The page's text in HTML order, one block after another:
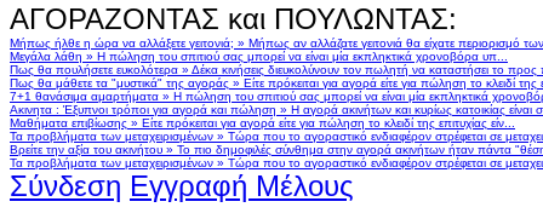
ΑΓΟΡΑΖΟΝΤΑΣ και ΠΟΥΛΩΝΤΑΣ:
Μήπως ήλθε η ώρα να αλλάξετε γειτονιά; » Μήπως αν αλλάζατε γειτονιά θα είχατε περιορισμό
Μεγάλα λάθη » Η πώληση του σπιτιού σας μπορεί να είναι μία εκπληκτικά χρονοβόρα υπ...
Πως θα πουλήσετε ευκολότερα » Δέκα κινήσεις διευκολύνουν τον πωλητή να καταστήσει το
Πως θα μάθετε τα "μυστικά" της αγοράς » Είτε πρόκειται για αγορά είτε για πώληση το κλειδί της
7+1 θανάσιμα αμαρτήματα » Η πώληση του σπιτιού σας μπορεί να είναι μία εκπληκτικά
Ακινητα : Έξυπνοι τρόποι για αγορά και πώληση » Η αγορά ακινήτων και κυρίως κατοικίας
Μαθήματα επιβίωσης » Είτε πρόκειται για αγορά είτε για πώληση το κλειδί της επιτυχίας είν...
Τα προβλήματα των μεταχειρισμένων » Τώρα που το αγοραστικό ενδιαφέρον στρέφεται σε
Βρείτε την αξία του ακινήτου » Το πιο δημοφιλές σύνθημα στην αγορά ακινήτων ήταν πάντα
Τα προβλήματα των μεταχειρισμένων » Τώρα που το αγοραστικό ενδιαφέρον στρέφεται σε
Σύνδεση Εγγραφή Μέλους